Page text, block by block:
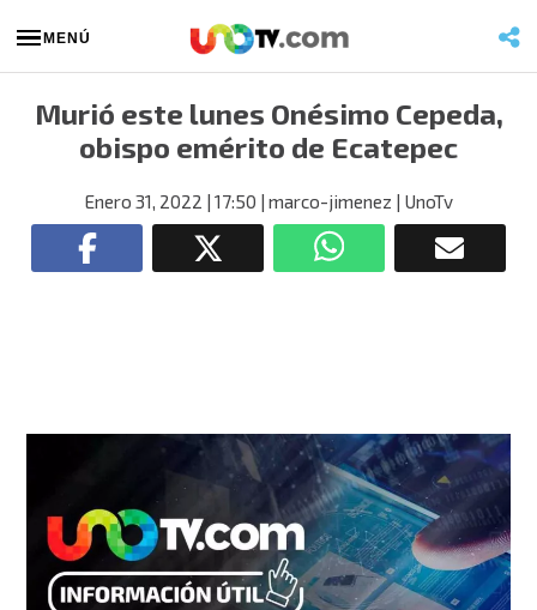
MENÚ
Murió este lunes Onésimo Cepeda,
obispo emérito de Ecatepec
Enero 31, 2022 | 17:50 | marco-jimenez | UnoTv